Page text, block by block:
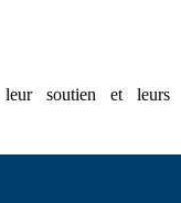
soutien et leurs